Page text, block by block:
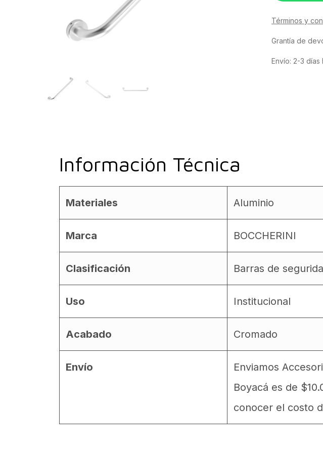
Términos y
Grantía de
Envío: 2-3 días
Información Técnica
Materiales Aluminio
Marca BOCCHERINI
Clasificación Barras de
Uso Institucional
Acabado Cromado
Envío
Enviamos
Boyacá es de
conocer el costo